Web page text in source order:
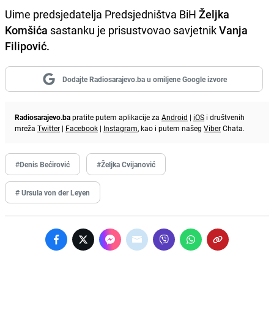
Uime predsjedatelja Predsjedništva BiH Željka
Komšića sastanku je prisustvovao savjetnikVanja
Filipović.
Dodajte Radiosarajevo.ba u omiljene Google izvore
Radiosarajevo.bapratite putem aplikacije za Android | iOS i društvenih
mreža Twitter | Facebook | Instagram, kao i putem našeg ViberChata.
#Denis Bećirović #Željka Cvijanović
# Ursula von der Leyen